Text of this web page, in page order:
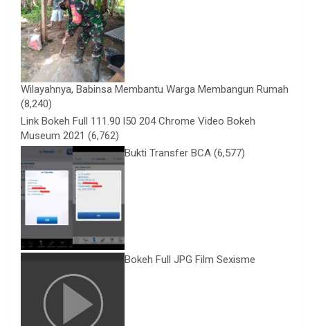
Wilayahnya, Babinsa Membantu Warga Membangun Rumah
(8,240)
Link Bokeh Full 111.90 l50 204 Chrome Video Bokeh
Museum 2021 (6,762)
Bukti Transfer BCA (6,577)
Bokeh Full JPG Film Sexisme